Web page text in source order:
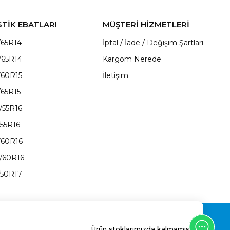
EBATLARI MÜŞTERİ HİZMETLERİ
İptal / İade / Değişim Şartları
Kargom Nerede
İletişim